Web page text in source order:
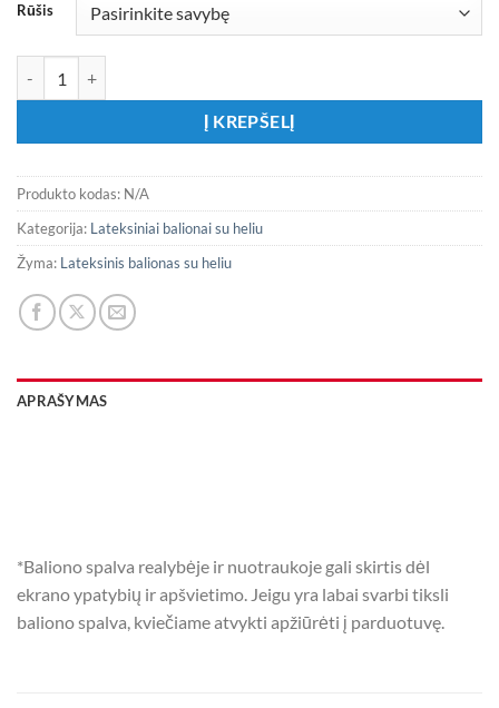
Rūšis
Į KREPŠELĮ
Produkto kodas: N/A
Kategorija: Lateksiniai balionai su heliu
Žyma: Lateksinis balionas su heliu
APRAŠYMAS
*Baliono spalva realybėje ir nuotraukoje gali skirtis dėl
ekrano ypatybių ir apšvietimo. Jeigu yra labai svarbi tiksli
baliono spalva, kviečiame atvykti apžiūrėti į parduotuvę.